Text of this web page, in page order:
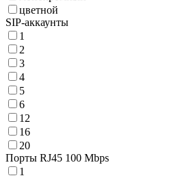
цветной
SIP-аккаунты
1
2
3
4
5
6
12
16
20
Порты RJ45 100 Mbps
1